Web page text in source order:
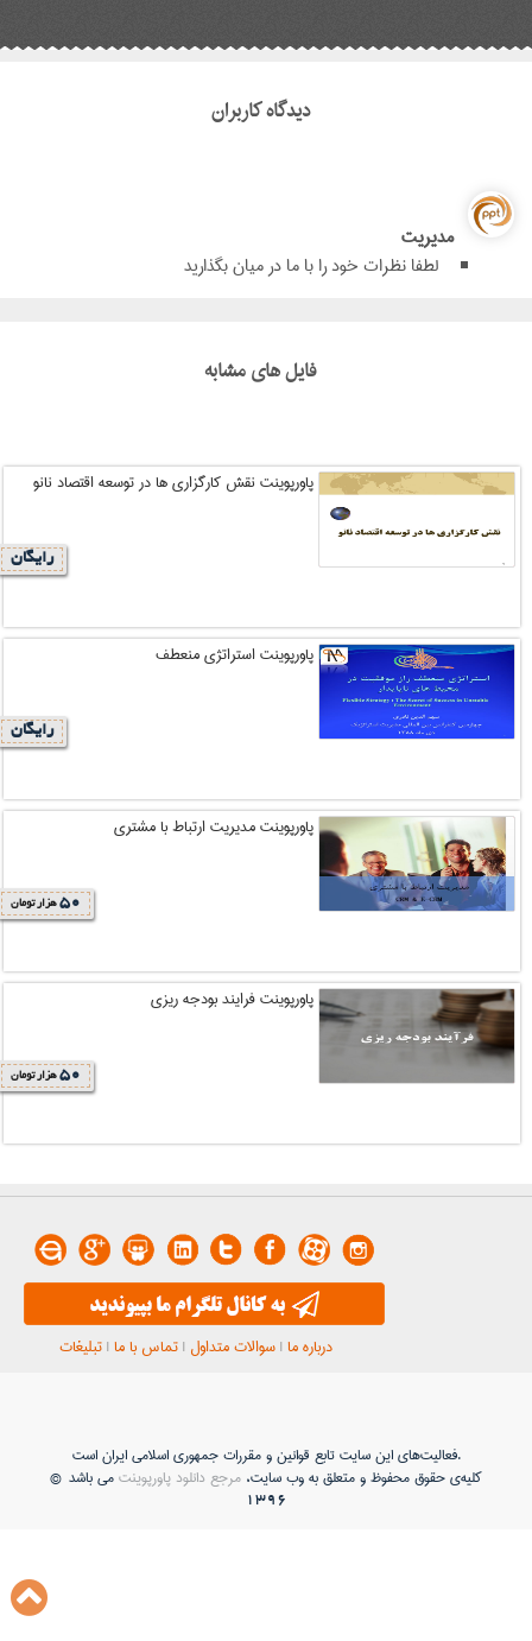
دیدگاه کاربران
مدیریت
لطفا نظرات خود را با ما در میان بگذارید
فایل های مشابه
پاورپوینت نقش کارگزاری ها در توسعه اقتصاد نانو
رایگان
پاورپوینت استراتژی منعطف
رایگان
پاورپوینت مدیریت ارتباط با مشتری
50 هزار تومان
پاورپوینت فرایند بودجه ریزی
50 هزار تومان
درباره ما |سوالات متداول |تماس با ما |تبلیغات
فعاليت‌های اين سايت تابع قوانين و مقررات جمهوری اسلامی ايران است.
کلیه‌ی حقوق محفوظ و متعلق به وب سایت،مرجع دانلود پاورپوینتمی باشد ©
1396